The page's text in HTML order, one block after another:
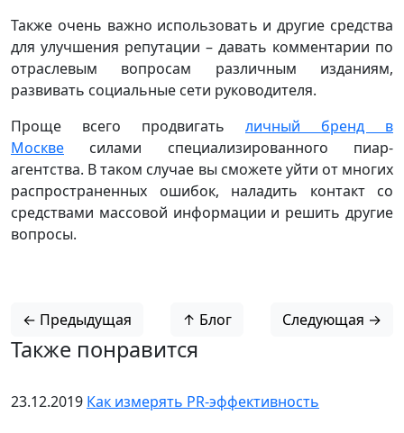
Также очень важно использовать и другие средства
для улучшения репутации – давать комментарии по
отраслевым вопросам различным изданиям,
развивать социальные сети руководителя.
Проще всего продвигать личный бренд в
Москве
силами специализированного пиар-
агентства. В таком случае вы сможете уйти от многих
распространенных ошибок, наладить контакт со
средствами массовой информации и решить другие
вопросы.
← Предыдущая ↑ Блог Следующая →
Также понравится
23.12.2019 Как измерять PR-эффективность